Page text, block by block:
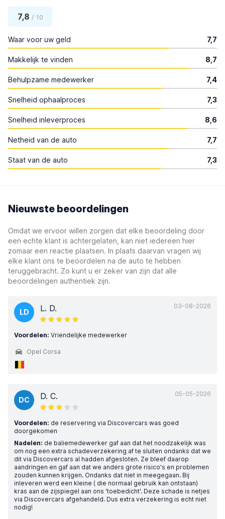
7,8 / 10
Waar voor uw geld 7,7
Makkelijk te vinden 8,7
Behulpzame medewerker 7,4
Snelheid ophaalproces 7,3
Snelheid inleverproces 8,6
Netheid van de auto 7,7
Staat van de auto 7,3
Nieuwste beoordelingen
Omdat we ervoor willen zorgen dat elke beoordeling door
een echte klant is achtergelaten, kan niet iedereen hier
zomaar een reactie plaatsen. In plaats daarvan vragen wij
elke klant ons te beoordelen na de auto te hebben
teruggebracht. Zo kunt u er zeker van zijn dat alle
beoordelingen authentiek zijn.
03-08-2026
LD L. D.
Voordelen: Vriendelijke medewerker
Opel Corsa
05-05-2026
DC D. C.
Voordelen: de reservering via Discovercars was goed
doorgekomen
Nadelen: de baliemedewerker gaf aan dat het noodzakelijk was
om nog een extra schadeverzekering af te sluiten ondanks dat we
dit via Discovercars al hadden afgesloten. Ze bleef daarop
aandringen en gaf aan dat we anders grote risico's en problemen
zouden kunnen krijgen. Ondanks dat niet in meegegaan. Bij
inleveren werd een kleine ( die normaal gebruik kan ontstaan)
kras aan de zijspiegel aan ons 'toebedicht'. Deze schade is netjes
via Discovercars afgehandeld. Dus extra verzekering is echt niet
nodig!